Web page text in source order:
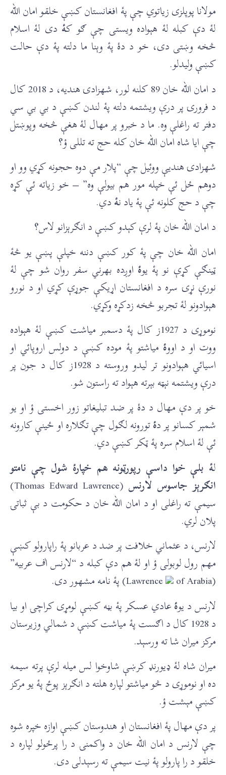
مولانا پوپلزی زیاتوي چې پۀ افغانستان کښې خلقو امان الله
لۀ دې کبله لۀ هېواده ویستی چې ګو کۀدی لۀ اسلام
څخه وښتی دی، خو د دۀ پۀ وېنا ما دلته پۀ دې حالت
کښې ولیدلو.
د امان الله خان 89 کلنه لور، شهزادۍ هندیه، د 2018 کال
د فرورۍ پر درې ويشتمه دلته پۀ لندن کښې د بي بي سي
دفتر ته راغلې وه. ما د خبرو پر مهال لۀ هغې څخه وپوښتل
چې ايا شاه امان الله خان کله حج ته تللی ؤ؟
شهزادۍ هندیې ووئیل چې “پلار مې دوه حجونه کړي وو او
دوهم ځل ئې خپله مور هم بیولې وه” – خو زياته ئې کړه
چې د حج کلونه ئې پۀ یاد نۀدي.
د امان الله خان پۀ لرې کېدو کښې د انګرېزانو لاس؟
امان الله خان چې پۀ کور کښې دننه خپلې پښې یو څۀ
ټینګې کړې نو پۀ یوۀاوږده بهرني سفر روان شو چې لۀ
نورې نړۍ سره د افغانستان اړیکې جوړې کړي او د نورو
هېوادونو لۀ تجربو څخه زدکړه وکړي.
نوموړی د 1927ز کال پۀ دسمبر میاشت کښې لۀ هېواده
ووت او د اووۀمیاشتو پۀ موده کښې د دولس اروپائي او
اسیائي هېوادونو تر لیدو وروسته د 1928ز کال د جون پر
درې ویشتمه نېټه بېرته هېواد ته راستون شو.
خو پر دې مهال د دۀ پر ضد تبلیغاتو زور اخستی ؤ او یو
شمېر کسانو پر دۀتورونه لګول چې تګلاره او ځینې کارونه
ئې لۀ اسلام سره پۀ ټکر کښې دي.
لۀ بلې خوا داسې رپورټونه هم خپارۀ شول چې نامتو
انګرېز جاسوس لارنس
(Thomas Edward Lawrence)
سیمې ته راغلی او د امان الله خان د حکومت د بې ثباتۍ
پلان لري.
لارنس، د عثماني خلافت پر ضد د عربانو پۀ راپارولو کښې
مهم رول لوبولی ؤ او لۀ هم دې کبله د “لارنس اٰف عربیه”
(Lawrenceof Arabia) پۀ نامه مشهور دی.
لارنس د یوۀعادي عسکر پۀ بڼه کښې لومړی کراچۍ او بیا
د 1928 کال د اګست پۀ میاشت کښې د شمالي وزیرستان
مرکز میران شا ته ورسېد.
میران شاه لۀ ډیورنډ کرښې شاوخوا لس میله لرې پرته سیمه
ده او نوموړی د څو میاشتو لپاره هلته د انګرېز پوځ پۀ یو مرکز
کښې مېشت ؤ.
پر دې مهال پۀ افغانستان او هندوستان کښې اوازه خپره شوه
چې لارنس د امان الله خان د واکمنۍ د را پرځولو لپاره د
خلقو د را پارولو پۀ نیت سیمې ته رسېدلی دی.